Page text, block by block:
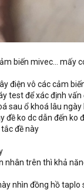
biến mivec... mấy
điện vô các cảm
test để xác định vấn
sau ổ khoá lâu
đề ko dc dẫn đến ko
đề này
nhân trên thì khả
nhìn đồng hồ taplo